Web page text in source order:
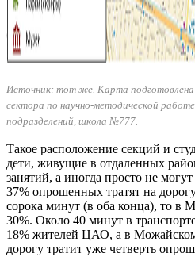
Источник: тот же. Карта
сектора по научно-методической
подразделений, школа №777.
Такое расположение секций и
дети, живущие в отдаленных
занятий, а иногда просто не
37% опрошенных тратят на
сорока минут (в оба конца), то в
30%. Около 40 минут в
18% жителей ЦАО, а в
дорогу тратит уже четверть